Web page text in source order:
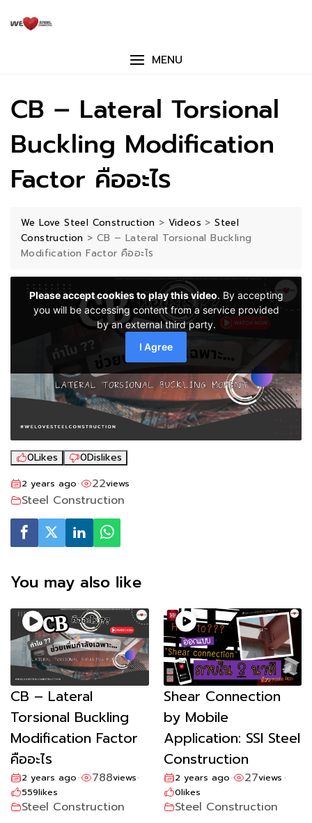
MENU
CB – Lateral Torsional
Buckling Modification
Factor คืออะไร
We Love Steel Construction > Videos >Steel
Construction >CB – Lateral Torsional Buckling
Modification Factor คืออะไร
0Likes 0Dislikes
2 years ago• 22views
Steel Construction
You may also like
CB – Lateral
Torsional Buckling
Modification Factor
คืออะไร
2 years ago• 788views•
559likes
Steel Construction
Shear Connection
by Mobile
Application: SSI Steel
Construction
2 years ago• 27views •
0likes
Steel Construction